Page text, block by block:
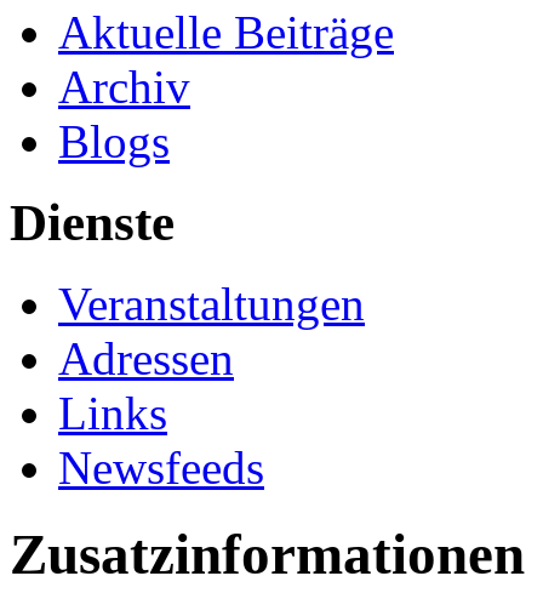
Aktuelle Beiträge
Archiv
Blogs
Dienste
Veranstaltungen
Adressen
Links
Newsfeeds
Zusatzinformationen